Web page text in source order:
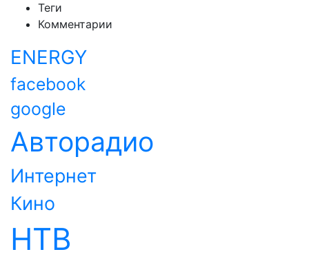
Теги
Комментарии
ENERGY
facebook
google
Авторадио
Интернет
Кино
НТВ